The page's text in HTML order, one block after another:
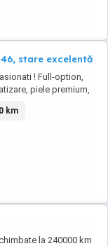
stare excelentă
! Full-option,
piele premium,
senzori
masina, alarmă din
originale+cauciucuri
km
la 240000 km